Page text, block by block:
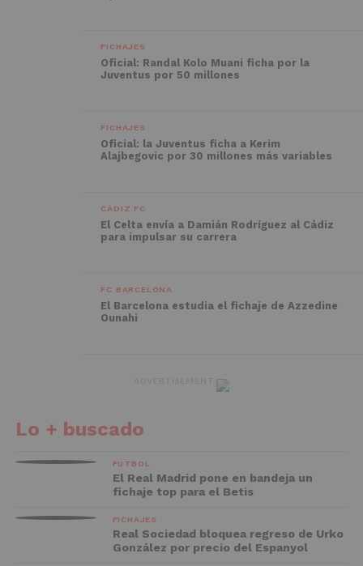
FICHAJES
Oficial: Randal Kolo Muani ficha por la
Juventus por 50 millones
FICHAJES
Oficial: la Juventus ficha a Kerim
Alajbegovic por 30 millones más variables
CÁDIZ FC
El Celta envía a Damián Rodríguez al Cádiz
para impulsar su carrera
FC BARCELONA
El Barcelona estudia el fichaje de Azzedine
Ounahi
Lo + buscado
FÚTBOL
El Real Madrid pone en bandeja un
fichaje top para el Betis
FICHAJES
Real Sociedad bloquea regreso de Urko
González por precio del Espanyol